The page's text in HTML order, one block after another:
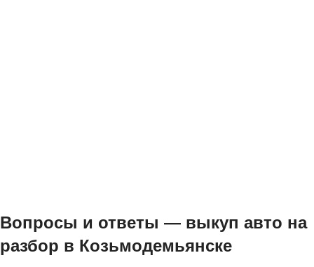
Вопросы и ответы — выкуп авто на
разбор в Козьмодемьянске